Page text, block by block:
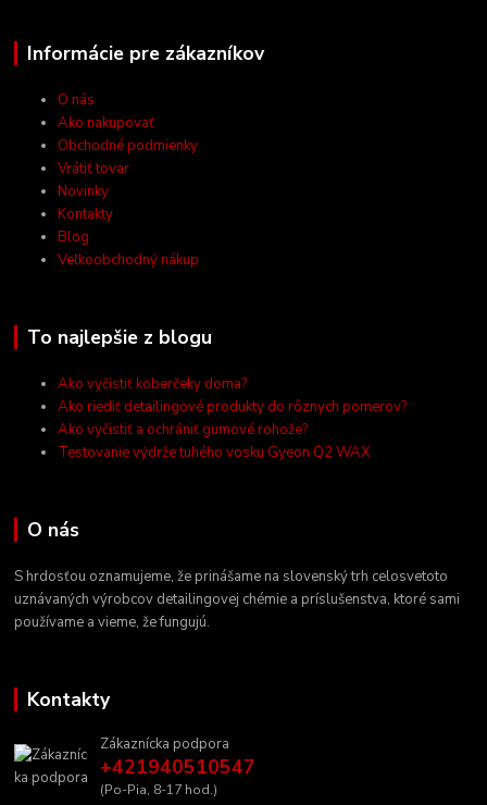
Informácie pre zákazníkov
O nás
Ako nakupovať
Obchodné podmienky
Vrátiť tovar
Novinky
Kontakty
Blog
Veľkoobchodný nákup
To najlepšie z blogu
Ako vyčistiť koberčeky doma?
Ako riediť detailingové produkty do rôznych pomerov?
Ako vyčistiť a ochrániť gumové rohože?
Testovanie výdrže tuhého vosku Gyeon Q2 WAX
O nás
S hrdosťou oznamujeme, že prinášame na slovenský trh celosvetoto
uznávaných výrobcov detailingovej chémie a príslušenstva, ktoré sami
používame a vieme, že fungujú.
Kontakty
Zákaznícka podpora
+421940510547
(Po-Pia, 8-17 hod.)